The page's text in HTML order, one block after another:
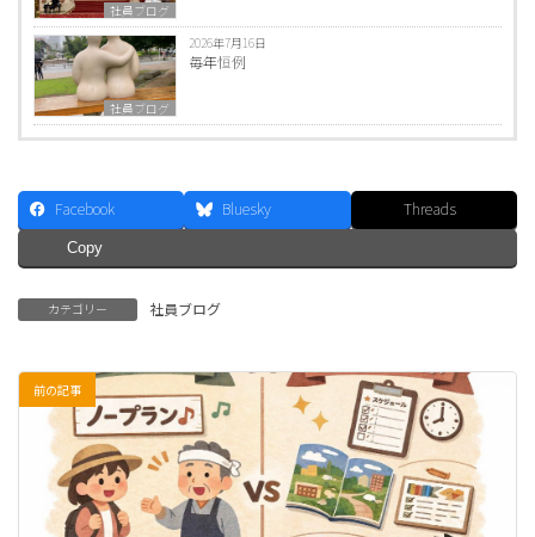
社員ブログ
社員ブログ
2026年7月16日
毎年恒例
Facebook Bluesky Threads
Copy
カテゴリー 社員ブログ
前の記事